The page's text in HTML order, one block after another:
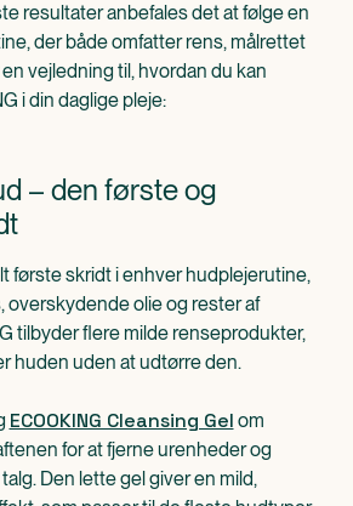
resultater anbefales det at følge en
der både omfatter rens, målrettet
vejledning til, hvordan du kan
i din daglige pleje:
– den første og
første skridt i enhver hudplejerutine,
overskydende olie og rester af
tilbyder flere milde renseprodukter,
huden uden at udtørre den.
ECOOKING Cleansing Gel om
for at fjerne urenheder og
Den lette gel giver en mild,